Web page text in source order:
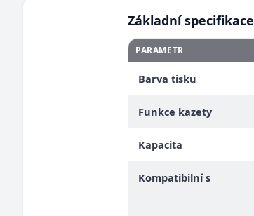
Základní specifikace
PARAMETR
Barva tisku
Funkce kazety
Kapacita
Kompatibilní s